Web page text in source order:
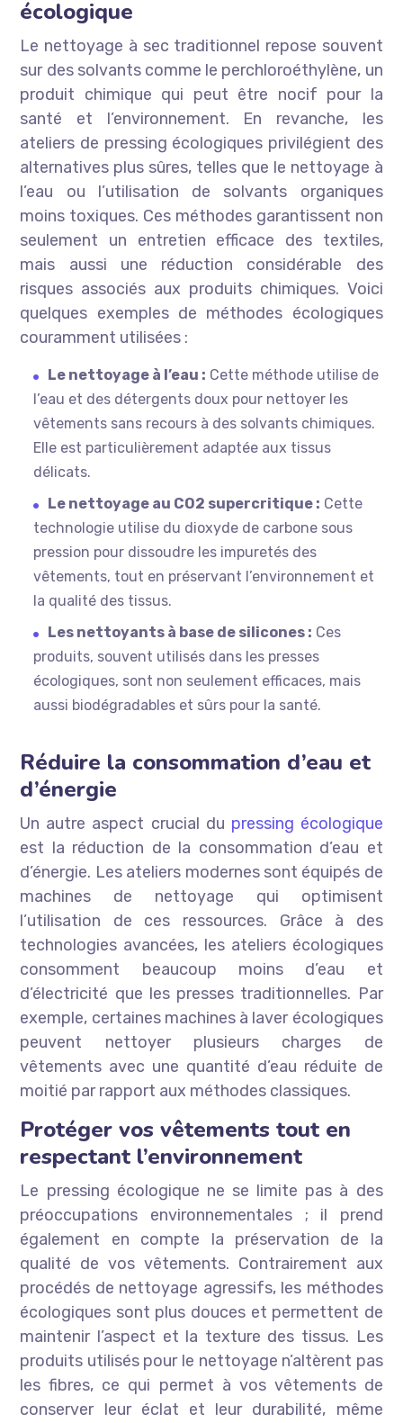
écologique
Le nettoyage à sec traditionnel repose souvent
sur des solvants comme le perchloroéthylène, un
produit chimique qui peut être nocif pour la
santé et l’environnement. En revanche, les
ateliers de pressing écologiques privilégient des
alternatives plus sûres, telles que le nettoyage à
l’eau ou l’utilisation de solvants organiques
moins toxiques. Ces méthodes garantissent non
seulement un entretien efficace des textiles,
mais aussi une réduction considérable des
risques associés aux produits chimiques. Voici
quelques exemples de méthodes écologiques
couramment utilisées :
Le nettoyage à l’eau : Cette méthode utilise de
l’eau et des détergents doux pour nettoyer les
vêtements sans recours à des solvants chimiques.
Elle est particulièrement adaptée aux tissus
délicats.
Le nettoyage au CO2 supercritique : Cette
technologie utilise du dioxyde de carbone sous
pression pour dissoudre les impuretés des
vêtements, tout en préservant l’environnement et
la qualité des tissus.
Les nettoyants à base de silicones : Ces
produits, souvent utilisés dans les presses
écologiques, sont non seulement efficaces, mais
aussi biodégradables et sûrs pour la santé.
Réduire la consommation d’eau et
d’énergie
Un autre aspect crucial du pressing écologique
est la réduction de la consommation d’eau et
d’énergie. Les ateliers modernes sont équipés de
machines de nettoyage qui optimisent
l’utilisation de ces ressources. Grâce à des
technologies avancées, les ateliers écologiques
consomment beaucoup moins d’eau et
d’électricité que les presses traditionnelles. Par
exemple, certaines machines à laver écologiques
peuvent nettoyer plusieurs charges de
vêtements avec une quantité d’eau réduite de
moitié par rapport aux méthodes classiques.
Protéger vos vêtements tout en
respectant l’environnement
Le pressing écologique ne se limite pas à des
préoccupations environnementales ; il prend
également en compte la préservation de la
qualité de vos vêtements. Contrairement aux
procédés de nettoyage agressifs, les méthodes
écologiques sont plus douces et permettent de
maintenir l’aspect et la texture des tissus. Les
produits utilisés pour le nettoyage n’altèrent pas
les fibres, ce qui permet à vos vêtements de
conserver leur éclat et leur durabilité, même